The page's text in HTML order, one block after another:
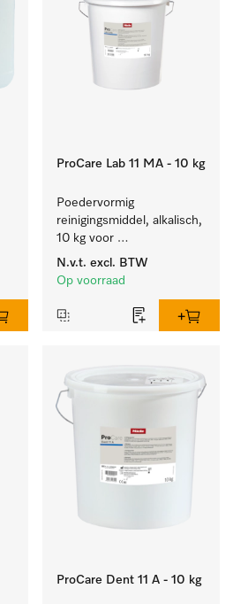
ProCare Lab 11 MA - 10 kg
Poedervormig
reinigingsmiddel, alkalisch,
10 kg voor
materiaalbesparende,
machinale reiniging van
gerei.
N.v.t. excl. BTW
Op voorraad
ProCare Dent 11 A - 10 kg